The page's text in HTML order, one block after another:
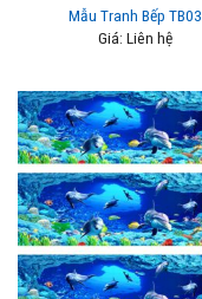
Mẫu Tranh Bếp TB03
Giá: Liên hệ